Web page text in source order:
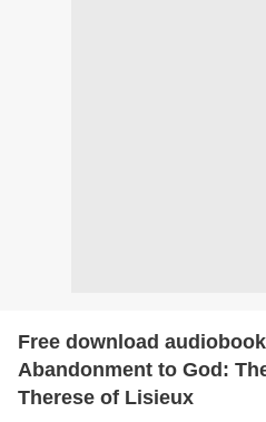
Free download
Abandonment to God:
Therese of Lisieux